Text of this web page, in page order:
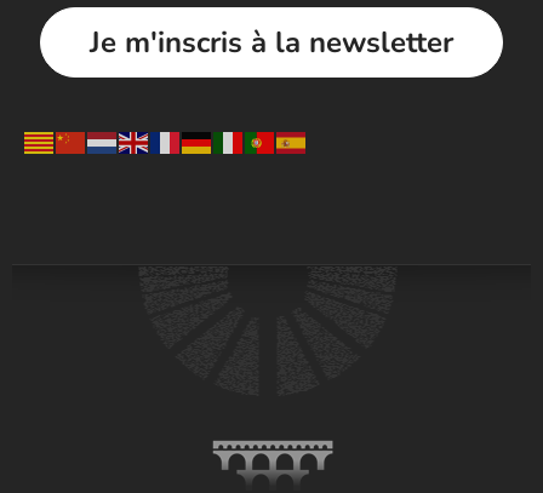
Je m'inscris à la newsletter